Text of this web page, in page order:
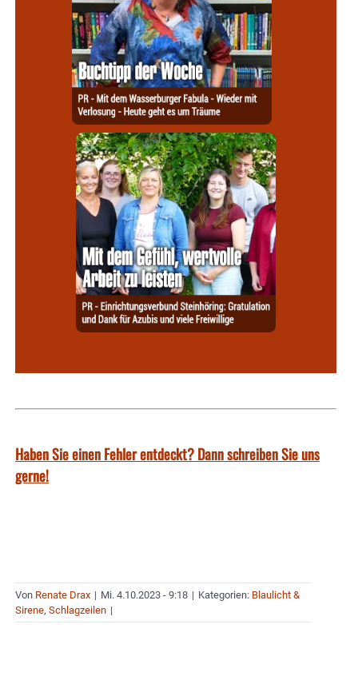
Haben Sie einen Fehler entdeckt? Dann schreiben Sie uns
gerne!
Von Renate Drax | Mi. 4.10.2023 - 9:18 | Kategorien: Blaulicht &
Sirene, Schlagzeilen |